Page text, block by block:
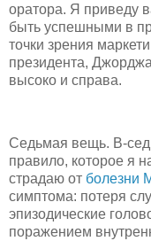
оратора. Я приведу
быть успешными в
точки зрения
президента,
высоко и справа.
Седьмая вещь. В-
правило, которое я
страдаю от болезни
симптома: потеря
эпизодические
поражением